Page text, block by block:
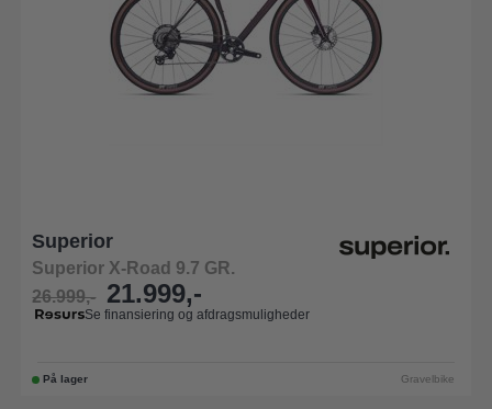
Superior
Superior X-Road 9.7 GR.
26.999,-
21.999,-
Se finansiering og afdragsmuligheder
På lager Gravelbike